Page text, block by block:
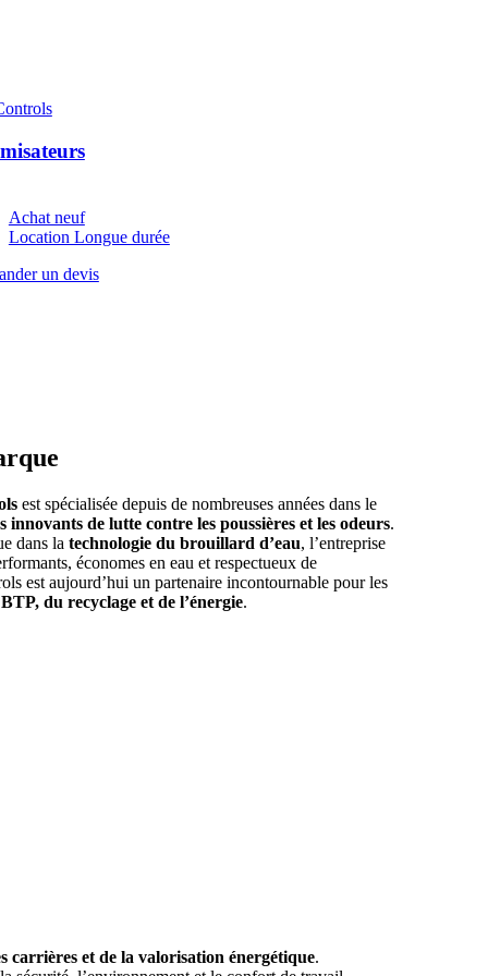
Achat neuf
Location Longue durée
un devis
est spécialisée depuis de nombreuses années dans le
innovants de lutte contre les poussières et les odeurs.
dans latechnologie du brouillard d’eau, l’entreprise
économes en eau et respectueux de
est aujourd’hui un partenaire incontournable pour les
du recyclage et de l’énergie.
carrières et de la valorisation énergétique.